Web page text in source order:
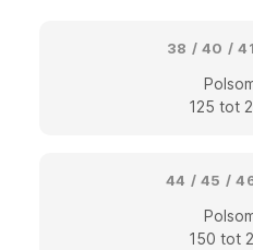
38 / 40 /
125 tot
44 / 45 /
150 tot